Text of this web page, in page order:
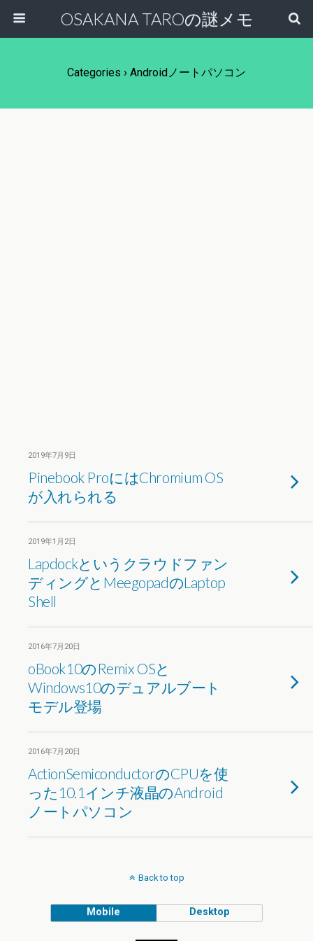
OSAKANA TAROの謎メモ
Categories › Androidノートパソコン
2019年7月9日
Pinebook ProにはChromium OS
が入れられる
2019年1月2日
Lapdockというクラウドファン
ディングとMeegopadのLaptop
Shell
2016年7月20日
oBook10のRemix OSと
Windows10のデュアルブート
モデル登場
2016年7月20日
ActionSemiconductorのCPUを使
った10.1インチ液晶のAndroid
ノートパソコン
Back to top
Mobile Desktop